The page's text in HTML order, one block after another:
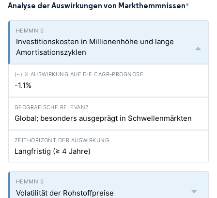
Analyse der Auswirkungen von Markthemmnissen*
Investitionskosten in Millionenhöhe und lange
Amortisationszyklen
-1.1%
Global; besonders ausgeprägt in Schwellenmärkten
Langfristig (≥ 4 Jahre)
Volatilität der Rohstoffpreise